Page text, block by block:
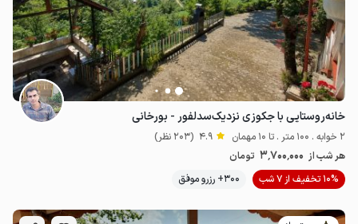
خانه‌روستایی با جکوزی‌ نزدیک‌سدلفور - بورخانی
2 خوابه . 100 متر . تا 10 مهمان 4.9 (203 نظر)
هر شب از 3٬700٬000 تومان
10% تخفیف از 7 شب
300+ رزرو موفق